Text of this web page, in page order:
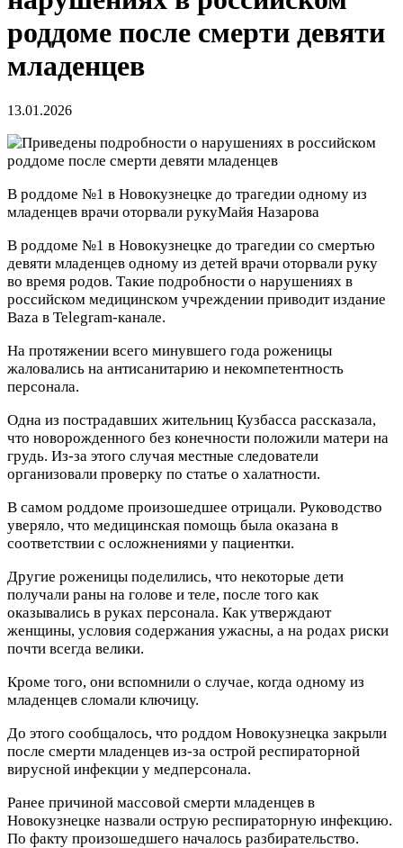
роддоме после смерти девяти
младенцев
13.01.2026
В роддоме №1 в Новокузнецке до трагедии одному из
младенцев врачи оторвали рукуМайя Назарова
В роддоме №1 в Новокузнецке до трагедии со смертью
девяти младенцев одному из детей врачи оторвали руку
во время родов. Такие подробности о нарушениях в
российском медицинском учреждении приводит издание
Baza в Telegram-канале.
На протяжении всего минувшего года роженицы
жаловались на антисанитарию и некомпетентность
персонала.
Одна из пострадавших жительниц Кузбасса рассказала,
что новорожденного без конечности положили матери на
грудь. Из-за этого случая местные следователи
организовали проверку по статье о халатности.
В самом роддоме произошедшее отрицали. Руководство
уверяло, что медицинская помощь была оказана в
соответствии с осложнениями у пациентки.
Другие роженицы поделились, что некоторые дети
получали раны на голове и теле, после того как
оказывались в руках персонала. Как утверждают
женщины, условия содержания ужасны, а на родах риски
почти всегда велики.
Кроме того, они вспомнили о случае, когда одному из
младенцев сломали ключицу.
До этого сообщалось, что роддом Новокузнецка закрыли
после смерти младенцев из-за острой респираторной
вирусной инфекции у медперсонала.
Ранее причиной массовой смерти младенцев в
Новокузнецке назвали острую респираторную инфекцию.
По факту произошедшего началось разбирательство.